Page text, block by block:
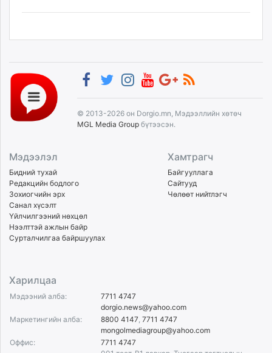
© 2013-2026 он Dorgio.mn, Мэдээллийн хөтөч
MGL Media Group бүтээсэн.
Мэдээлэл
Бидний тухай
Редакцийн бодлого
Зохиогчийн эрх
Санал хүсэлт
Үйлчилгээний нөхцөл
Нээлттэй ажлын байр
Сурталчилгаа байршуулах
Хамтрагч
Байгууллага
Сайтууд
Чөлөөт нийтлэгч
Харилцаа
Мэдээний алба:
7711 4747
dorgio.news@yahoo.com
Маркетингийн алба:
8800 4147 7711 4747
mongolmediagroup@yahoo.com
Оффис:
7711 4747